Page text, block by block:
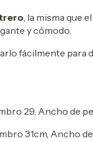
, la misma que
y cómodo.
fácilmente para
29, Ancho de
31cm, Ancho